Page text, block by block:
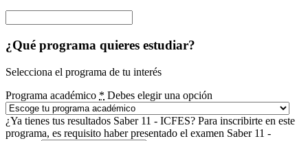
¿Qué programa quieres estudiar?
Selecciona el programa de tu interés
Programa académico * Debes elegir una opción
¿Ya tienes tus resultados Saber 11 - ICFES? Para inscribirte en este
programa, es requisito haber presentado el examen Saber 11 -